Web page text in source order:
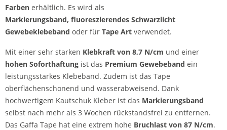
Farben erhältlich. Es wird als
Markierungsband, fluoreszierendes Schwarzlicht
Gewebeklebeband oder für Tape Art verwendet.
Mit einer sehr starken Klebkraft von 8,7 N/cm und einer
hohen Soforthaftung ist das Premium Gewebeband ein
leistungsstarkes Klebeband. Zudem ist das Tape
oberflächenschonend und wasserabweisend. Dank
hochwertigem Kautschuk Kleber ist das Markierungsband
selbst nach mehr als 3 Wochen rückstandsfrei zu entfernen.
Das Gaffa Tape hat eine extrem hohe Bruchlast von 87 N/cm.